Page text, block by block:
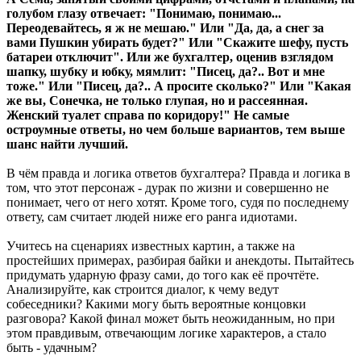
голубом глазу отвечает: "Понимаю, понимаю...
Переодевайтесь, я ж не мешаю." Или "Да, да, а снег за
вами Пушкин убирать будет?" Или "Скажите шефу, пусть
батареи отключит". Или же бухгалтер, оценив взглядом
шапку, шубку и юбку, мямлит: "Писец, да?.. Вот и мне
тоже." Или "Писец, да?.. А просите сколько?" Или "Какая
же вы, Сонечка, не только глупая, но и рассеянная.
Женский туалет справа по коридору!" Не самые
остроумные ответы, но чем больше вариантов, тем выше
шанс найти лучший.
В чём правда и логика ответов бухгалтера? Правда и логика в
том, что этот персонаж - дурак по жизни и совершенно не
понимает, чего от него хотят. Кроме того, судя по последнему
ответу, сам считает людей ниже его ранга идиотами.
Учитесь на сценариях известных картин, а также на
простейших примерах, разбирая байки и анекдоты. Пытайтесь
придумать ударную фразу сами, до того как её прочтёте.
Анализируйте, как строится диалог, к чему ведут
собеседники? Какими могу быть вероятные концовки
разговора? Какой финал может быть неожиданным, но при
этом правдивым, отвечающим логике характеров, а стало
быть - удачным?